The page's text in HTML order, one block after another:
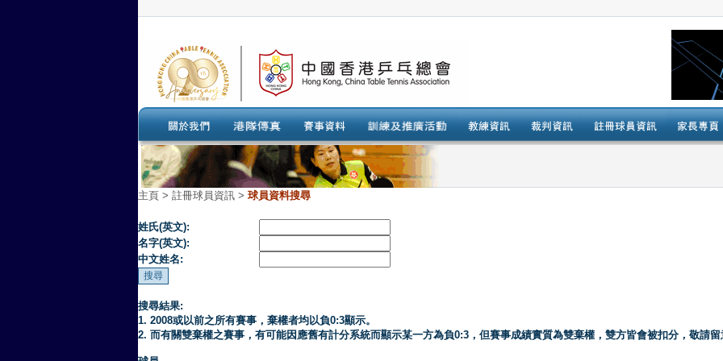
主頁 > 註冊球員資訊 > 球員資料搜尋
姓氏(英文):
名字(英文):
中文姓名:
搜尋結果:
1. 2008或以前之所有賽事，棄權者均以負0:3顯示。
2. 而有關雙棄權之賽事，有可能因應舊有計分系統而顯示某一方為負0:3，但賽事成績實質為雙棄權，雙方皆會被扣分，敬請留